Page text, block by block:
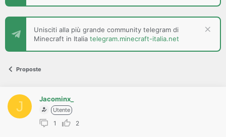
D
s
u
e
i
z
i
o
Unisciti alla più grande community telegram di
Minecraft in Italia telegram.minecraft-italia.net
Proposte
J Jacominx_
Utente
1 2